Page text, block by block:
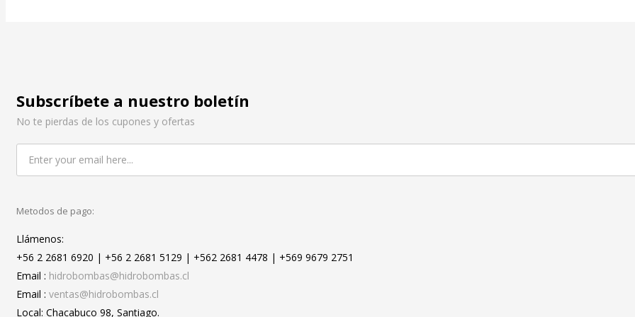
Subscríbete a nuestro boletín
No te pierdas de los cupones y ofertas
Metodos de pago:
Llámenos:
+56 2 2681 6920 | +56 2 2681 5129 | +562 2681 4478 | +569 9679 2751
Email : hidrobombas@hidrobombas.cl
Email : ventas@hidrobombas.cl
Local: Chacabuco 98, Santiago.